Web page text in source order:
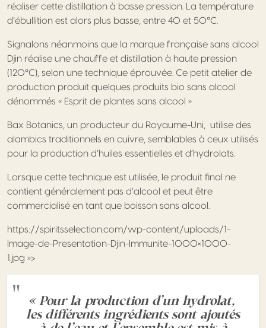
réaliser cette distillation à basse pression. La température
d’ébullition est alors plus basse, entre 40 et 50°C.
Signalons néanmoins que la marque française sans alcool
Djin réalise une chauffe et distillation à haute pression
(120°C), selon une technique éprouvée. Ce petit atelier de
production produit quelques produits bio sans alcool
dénommés « Esprit de plantes sans alcool »
Bax Botanics, un producteur du Royaume-Uni, utilise des
alambics traditionnels en cuivre, semblables à ceux utilisés
pour la production d’huiles essentielles et d’hydrolats.
Lorsque cette technique est utilisée, le produit final ne
contient généralement pas d’alcool et peut être
commercialisé en tant que boisson sans alcool.
https://spiritsselection.com/wp-content/uploads/1-
Image-de-Presentation-Djin-Immunite-1000×1000-
1.jpg »>
« Pour la production d’un hydrolat,
les différents ingrédients sont ajoutés